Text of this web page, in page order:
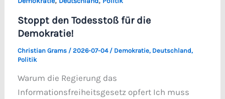
Stoppt den Todesstoß für die
Demokratie!
Christian Grams / 2026-07-04 / Demokratie, Deutschland,
Politik
Warum die Regierung das
Informationsfreiheitsgesetz opfert Ich muss